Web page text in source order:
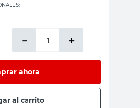
＋
－
ahora
al carrito